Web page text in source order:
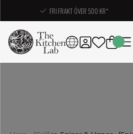
FRI FRAKT ÖVER 500 KR*